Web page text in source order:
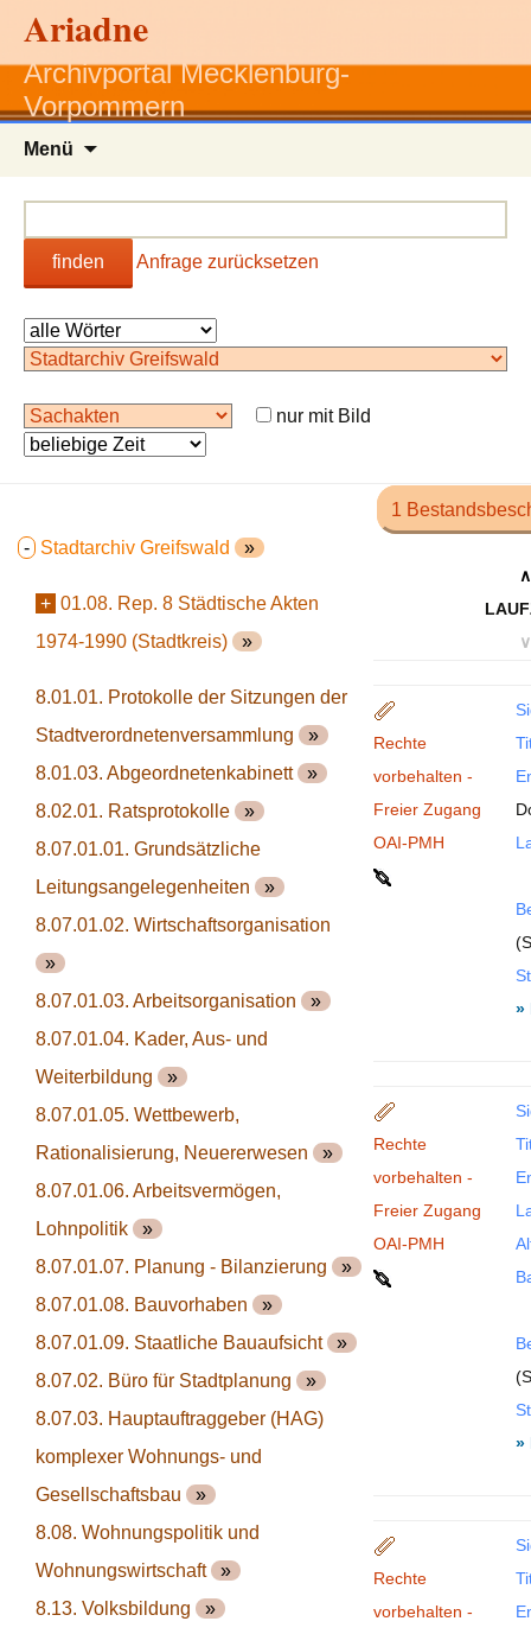
Ariadne
Archivportal Mecklenburg-
Vorpommern
Menü
finden Anfrage zurücksetzen
nur mit Bild
- Stadtarchiv Greifswald »
+ 01.08. Rep. 8 Städtische Akten
1974-1990 (Stadtkreis) »
8.01.01. Protokolle der Sitzungen der
Stadtverordnetenversammlung »
8.01.03. Abgeordnetenkabinett »
8.02.01. Ratsprotokolle »
8.07.01.01. Grundsätzliche
Leitungsangelegenheiten »
8.07.01.02. Wirtschaftsorganisation
»
8.07.01.03. Arbeitsorganisation »
8.07.01.04. Kader, Aus- und
Weiterbildung »
8.07.01.05. Wettbewerb,
Rationalisierung, Neuererwesen »
8.07.01.06. Arbeitsvermögen,
Lohnpolitik »
8.07.01.07. Planung - Bilanzierung »
8.07.01.08. Bauvorhaben »
8.07.01.09. Staatliche Bauaufsicht »
8.07.02. Büro für Stadtplanung »
8.07.03. Hauptauftraggeber (HAG)
komplexer Wohnungs- und
Gesellschaftsbau »
8.08. Wohnungspolitik und
Wohnungswirtschaft »
8.13. Volksbildung »
1
∧
∨
Rechte
vorbehalten -
Freier Zugang
OAI-PMH
»
Rechte
vorbehalten -
Freier Zugang
OAI-PMH
»
Rechte
vorbehalten -